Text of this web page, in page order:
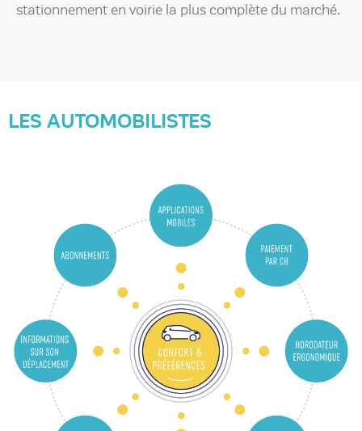
stationnement en voirie la plus complète du marché.
LES AUTOMOBILISTES